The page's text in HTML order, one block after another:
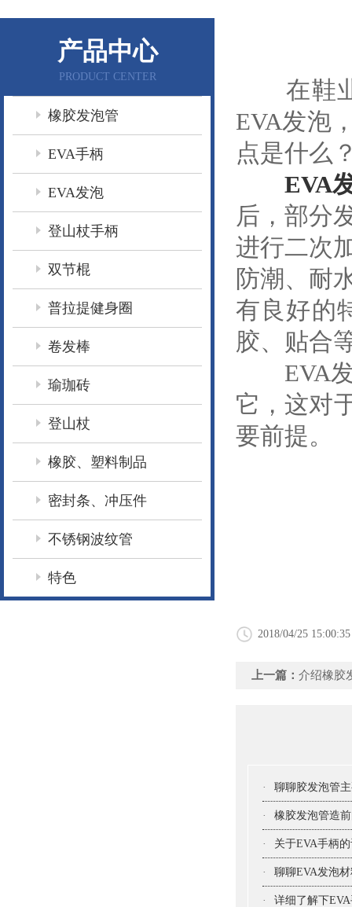
产品中心
PRODUCT CENTER
橡胶发泡管
EVA手柄
EVA发泡
登山杖手柄
双节棍
普拉提健身圈
卷发棒
瑜珈砖
登山杖
橡胶、塑料制品
密封条、冲压件
不锈钢波纹管
特色
在鞋业
EVA发泡
点是什么
EVA
后，部分
进行二次
防潮、耐
有良好的
胶、贴合
EVA发
它，这对
要前提。
2018/04/25 15:00:35
上一篇： 介绍橡胶
· 聊聊胶发泡管
· 橡胶发泡管造
· 关于EVA手柄
· 聊聊EVA发泡
· 详细了解下